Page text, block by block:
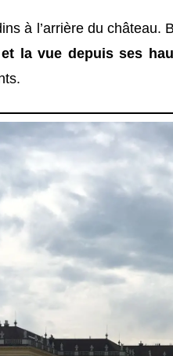
à l’arrière du
la vue depuis ses